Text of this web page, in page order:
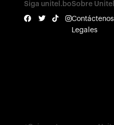
Siga unitel.boSobre Unitel
Contáctenos
Legales